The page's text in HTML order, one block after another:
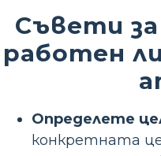
Съвети
работен
Определете
конкретната